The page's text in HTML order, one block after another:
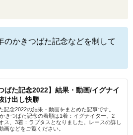
のかきつばた記念などを制して
ばた記念2022】結果・動画/イグナイ
け出し快勝
記念2022の結果・動画をまとめた記事です。
きつばた記念の着順は1着：イグナイター、2
ス、3着：ラプタスとなりました。レースの詳し
画などをご覧ください。